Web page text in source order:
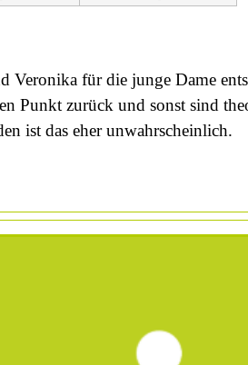
für die junge Dame
Punkt zurück und sonst sind
ist das eher unwahrscheinlich.